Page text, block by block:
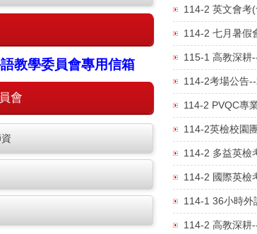
教學委員會專用信箱
會
114-2 英文會考
114-2 七月暑假
115-1 高教深耕
114-2考場公告
114-2 PVQC專
114-2英檢校園
114-2 多益英檢
114-2 國際英檢
114-1 36小時外
114-2 高教深耕